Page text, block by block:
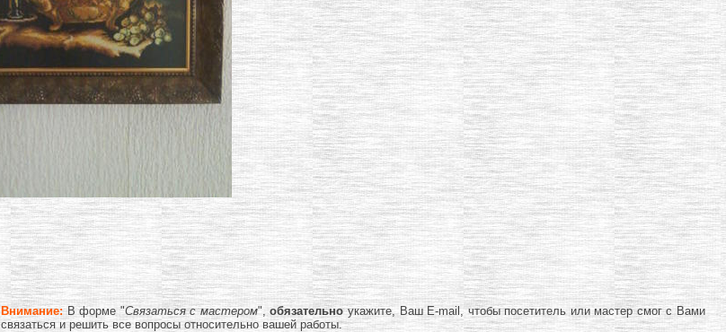
Внимание:В форме "Связаться с мастером",обязательноукажите, Ваш E-mail, чтобы посетитель или мастер смог с Вами
связаться и решить все вопросы относительно вашей работы.